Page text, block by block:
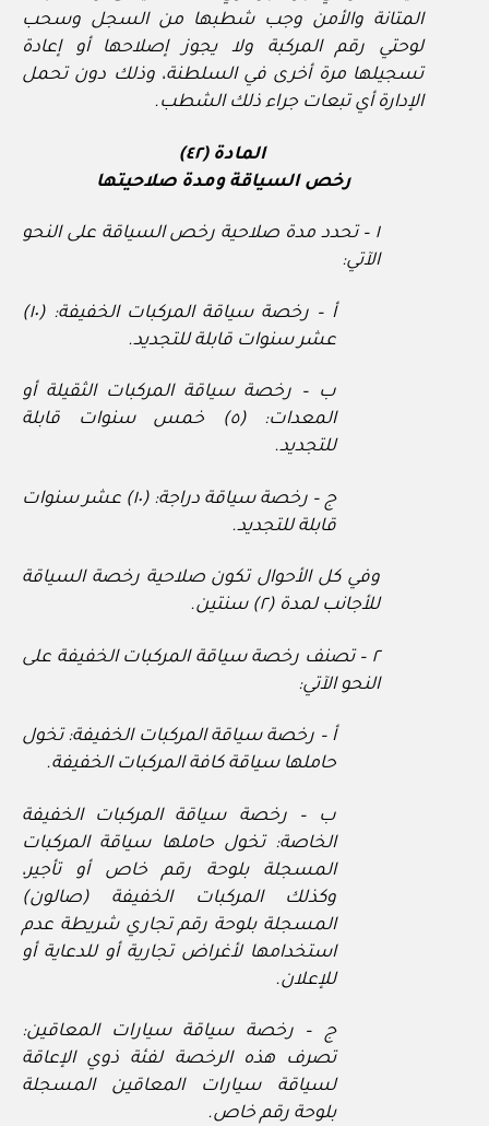
المتانة والأمن وجب شطبها من السجل وسحب
لوحتي رقم المركبة ولا يجوز إصلاحها أو إعادة
تسجيلها مرة أخرى في السلطنة، وذلك دون تحمل
الإدارة أي تبعات جراء ذلك الشطب.
المادة (٤٢)
رخص السياقة ومدة صلاحيتها
١ – تحدد مدة صلاحية رخص السياقة على النحو
الآتي:
أ – رخصة سياقة المركبات الخفيفة: (١٠)
عشر سنوات قابلة للتجديد.
ب – رخصة سياقة المركبات الثقيلة أو
المعدات: (٥) خمس سنوات قابلة
للتجديد.
ج – رخصة سياقة دراجة: (١٠) عشر سنوات
قابلة للتجديد.
وفي كل الأحوال تكون صلاحية رخصة السياقة
للأجانب لمدة (٢) سنتين.
٢ – تصنف رخصة سياقة المركبات الخفيفة على
النحو الآتي:
أ – رخصة سياقة المركبات الخفيفة: تخول
حاملها سياقة كافة المركبات الخفيفة.
ب – رخصة سياقة المركبات الخفيفة
الخاصة: تخول حاملها سياقة المركبات
المسجلة بلوحة رقم خاص أو تأجير،
وكذلك المركبات الخفيفة (صالون)
المسجلة بلوحة رقم تجاري شريطة عدم
استخدامها لأغراض تجارية أو للدعاية أو
للإعلان.
ج – رخصة سياقة سيارات المعاقين:
تصرف هذه الرخصة لفئة ذوي الإعاقة
لسياقة سيارات المعاقين المسجلة
بلوحة رقم خاص.